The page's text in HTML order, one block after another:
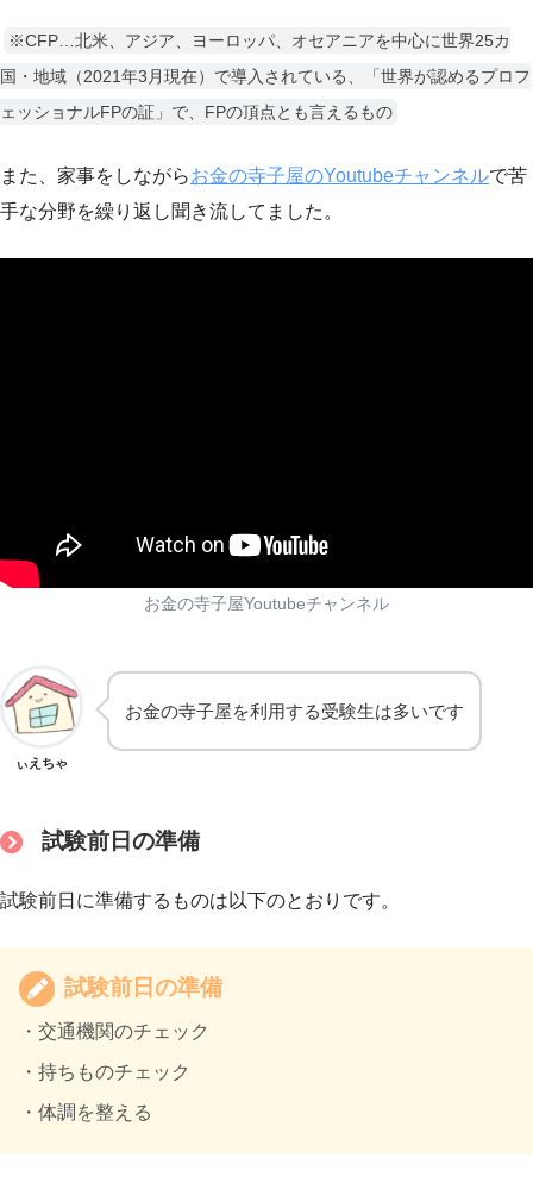
※CFP…北米、アジア、ヨーロッパ、オセアニアを中心に世界25カ
国・地域（2021年3月現在）で導入されている、「世界が認めるプロフ
ェッショナルFPの証」で、FPの頂点とも言えるもの
また、家事をしながらお金の寺子屋のYoutubeチャンネルで苦
手な分野を繰り返し聞き流してました。
お金の寺子屋Youtubeチャンネル
ぃえちゃ
お金の寺子屋を利用する受験生は多いです
試験前日の準備
試験前日に準備するものは以下のとおりです。
試験前日の準備
・交通機関のチェック
・持ちものチェック
・体調を整える